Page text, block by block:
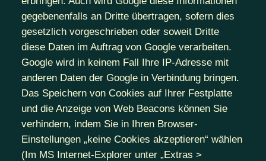
gegebenenfalls an Dritte übertragen, sofern dies
gesetzlich vorgeschrieben oder soweit Dritte
diese Daten im Auftrag von Google verarbeiten.
Google wird in keinem Fall Ihre IP-Adresse mit
anderen Daten der Google in Verbindung bringen.
Das Speichern von Cookies auf Ihrer Festplatte
und die Anzeige von Web Beacons können Sie
verhindern, indem Sie in Ihren Browser-
Einstellungen „keine Cookies akzeptieren“ wählen
(Im MS Internet-Explorer unter „Extras >